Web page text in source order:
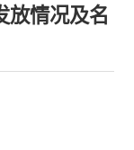
放情况及名
补贴